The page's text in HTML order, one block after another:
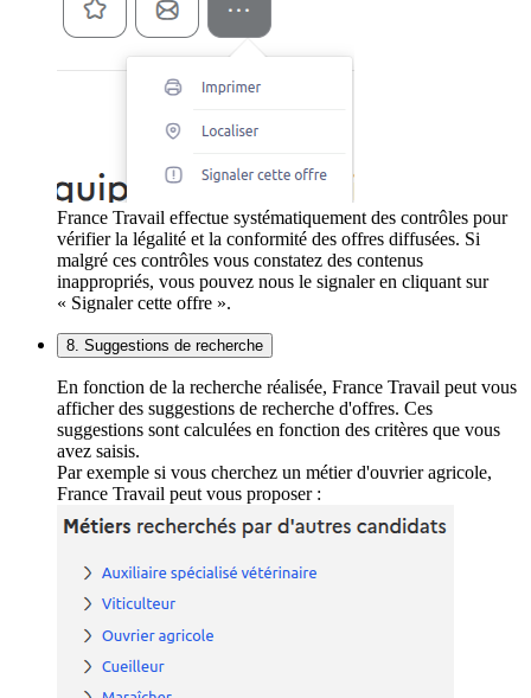
France Travail effectue systématiquement des contrôles pour
vérifier la légalité et la conformité des offres diffusées. Si
malgré ces contrôles vous constatez des contenus
inappropriés, vous pouvez nous le signaler en cliquant sur
« Signaler cette offre ».
8. Suggestions de recherche
En fonction de la recherche réalisée, France Travail peut vous
afficher des suggestions de recherche d'offres. Ces
suggestions sont calculées en fonction des critères que vous
avez saisis.
Par exemple si vous cherchez un métier d'ouvrier agricole,
France Travail peut vous proposer :